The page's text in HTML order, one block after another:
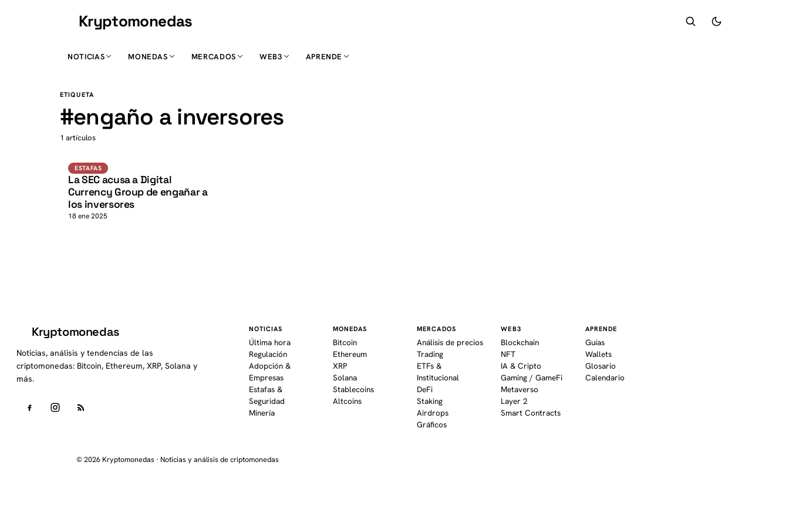
Kryptomonedas
NOTICIAS MONEDAS MERCADOS WEB3 APRENDE
ETIQUETA
#engaño a inversores
1 artículos K
ESTAFAS
La SEC acusa a Digital
Currency Group de engañar a
los inversores
18 ene 2025
Kryptomonedas
Noticias, análisis y tendencias de las
criptomonedas: Bitcoin, Ethereum, XRP, Solana y
más.
NOTICIAS
Última hora
Regulación
Adopción &
Empresas
Estafas &
Seguridad
Minería
MONEDAS
Bitcoin
Ethereum
XRP
Solana
Stablecoins
Altcoins
MERCADOS
Análisis de precios
Trading
ETFs &
Institucional
DeFi
Staking
Airdrops
Gráficos
WEB3
Blockchain
NFT
IA & Cripto
Gaming / GameFi
Metaverso
Layer 2
Smart Contracts
APRENDE
Guías
Wallets
Glosario
Calendario
© 2026 Kryptomonedas · Noticias y análisis de criptomonedas